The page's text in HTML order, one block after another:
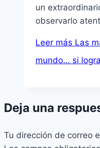
un
observarlo
Leer más Las
mundo… si
Deja una
Tu dirección de correo